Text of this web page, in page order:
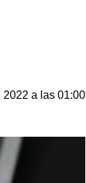
2022 a las 01:00